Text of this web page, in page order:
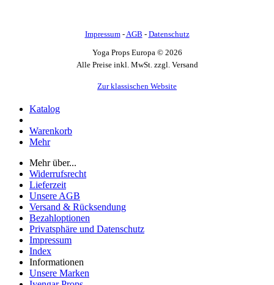
Impressum-AGB - Datenschutz
Yoga Props Europa © 2026
Alle Preise inkl. MwSt. zzgl. Versand
Zur klassischen Website
Katalog
Warenkorb
Mehr
Mehr über...
Widerrufsrecht
Lieferzeit
Unsere AGB
Versand & Rücksendung
Bezahloptionen
Privatsphäre und Datenschutz
Impressum
Index
Informationen
Unsere Marken